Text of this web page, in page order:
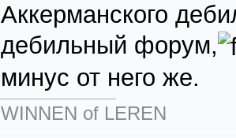
Аккерманского
дебильный форум,
минус от него же.
WINNEN of LEREN